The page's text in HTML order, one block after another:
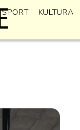
SPORT KULTURA